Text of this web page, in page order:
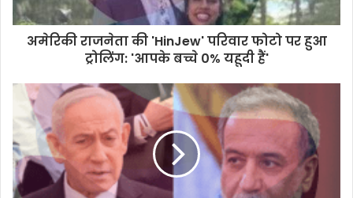
अमेरिकी राजनेता की 'HinJew' परिवार फोटो पर हुआ
ट्रोलिंग: 'आपके बच्चे 0% यहूदी हैं'